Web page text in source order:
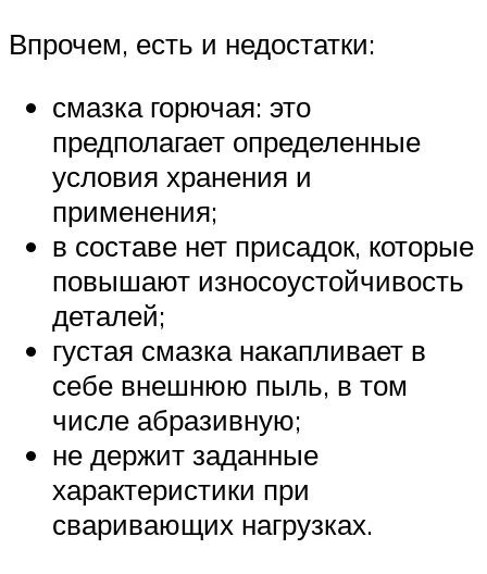
Впрочем, есть и недостатки:
смазка горючая: это
предполагает определенные
условия хранения и
применения;
в составе нет присадок, которые
повышают износоустойчивость
деталей;
густая смазка накапливает в
себе внешнюю пыль, в том
числе абразивную;
не держит заданные
характеристики при
сваривающих нагрузках.